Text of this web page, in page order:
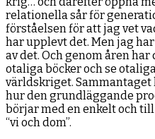
relationella sår för
förståelsen för att jag vet
har upplevt det. Men jag
av det. Och genom åren
otaliga böcker och se
världskriget. Sammantaget
hur den grundläggande
börjar med en enkelt och
“vi och dom”.